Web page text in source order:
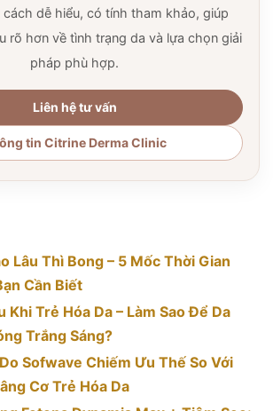
dễ hiểu, có tính tham khảo, giúp
rõ hơn về tình trạng da và lựa chọn giải
pháp phù hợp.
Liên hệ tư vấn
tin Citrine Derma Clinic
Lâu Thì Bong – 5 Mốc Thời Gian
Cần Biết
Khi Trẻ Hóa Da – Làm Sao Để Da
Trắng Sáng?
Sofwave Chiếm Ưu Thế So Với
Cơ Trẻ Hóa Da